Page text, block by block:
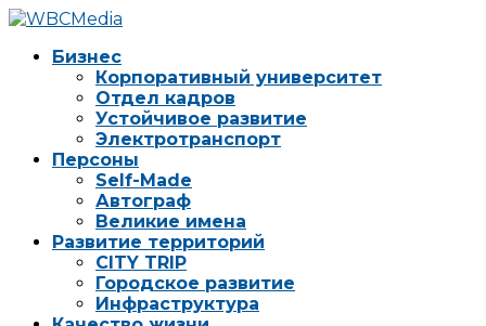
Бизнес
Корпоративный университет
Отдел кадров
Устойчивое развитие
Электротранспорт
Персоны
Self-Made
Автограф
Великие имена
Развитие территорий
CITY TRIP
Городское развитие
Инфраструктура